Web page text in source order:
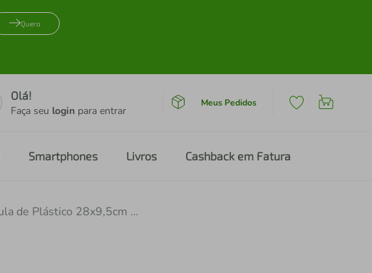
Quero
Olá!
Faça seu login para entrar
Meus Pedidos
Smartphones Livros Cashback em Fatura
Boleira de Bambu com Cúpula de Plástico 28x9,5cm Lyor Porta Bolo Redondo com Tampa